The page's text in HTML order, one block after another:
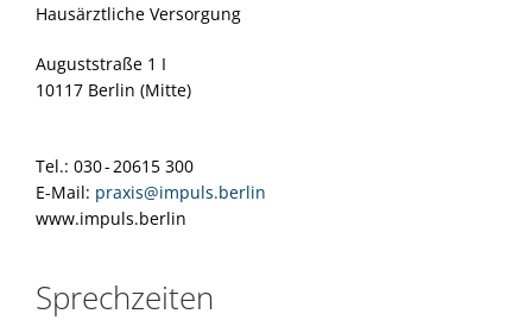
Hausärztliche Versorgung
Auguststraße 1 I
10117 Berlin (Mitte)
Tel.: 030 - 20615 300
E-Mail: praxis@impuls.berlin
www.impuls.berlin
Sprechzeiten